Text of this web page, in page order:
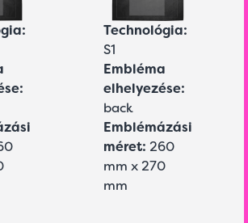
Technológia:
S1
Embléma
elhelyezése:
back
Emblémázási
méret: 260
mm x 270
mm